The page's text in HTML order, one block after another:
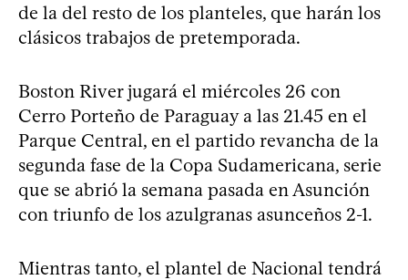
de la del resto de los planteles, que harán los
clásicos trabajos de pretemporada.
Boston River jugará el miércoles 26 con
Cerro Porteño de Paraguay a las 21.45 en el
Parque Central, en el partido revancha de la
segunda fase de la Copa Sudamericana, serie
que se abrió la semana pasada en Asunción
con triunfo de los azulgranas asunceños 2-1.
Mientras tanto, el plantel de Nacional tendrá